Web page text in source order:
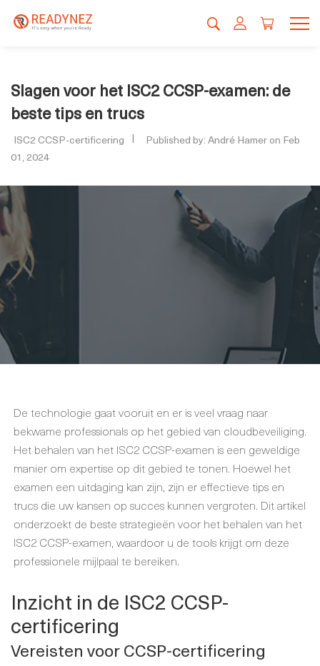
Slagen voor het ISC2 CCSP-examen: de
beste tips en trucs
ISC2 CCSP-certificering
Published by: André Hamer on Feb
01, 2024
De technologie gaat vooruit en er is veel vraag naar
bekwame professionals op het gebied van cloudbeveiliging.
Het behalen van het ISC2 CCSP-examen is een geweldige
manier om expertise op dit gebied te tonen. Hoewel het
examen een uitdaging kan zijn, zijn er effectieve tips en
trucs die uw kansen op succes kunnen vergroten. Dit artikel
onderzoekt de beste strategieën voor het behalen van het
ISC2 CCSP-examen, waardoor u de tools krijgt om deze
professionele mijlpaal te bereiken.
Inzicht in de ISC2 CCSP-
certificering
Vereisten voor CCSP-certificering